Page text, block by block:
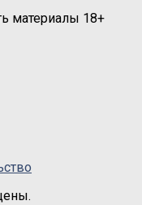
материалы 18+